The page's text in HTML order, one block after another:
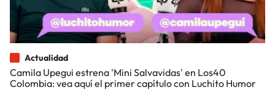
Actualidad
Camila Upegui estrena 'Mini Salvavidas' en Los40
Colombia: vea aquí el primer capítulo con Luchito Humor